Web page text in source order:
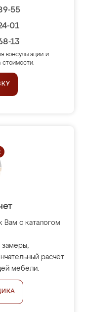
55
01
13
консультации и
стоимости.
Вам с каталогом
замеры,
расчёт
мебели.